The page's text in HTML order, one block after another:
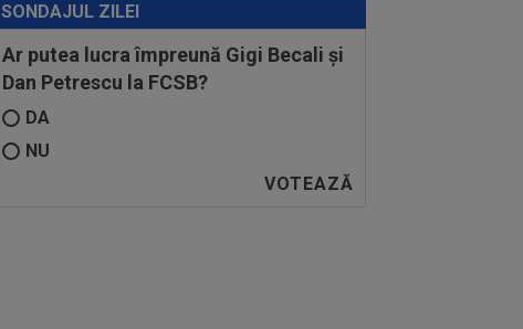
SONDAJUL ZILEI
Ar putea lucra împreună Gigi Becali și
Dan Petrescu la FCSB?
DA
NU